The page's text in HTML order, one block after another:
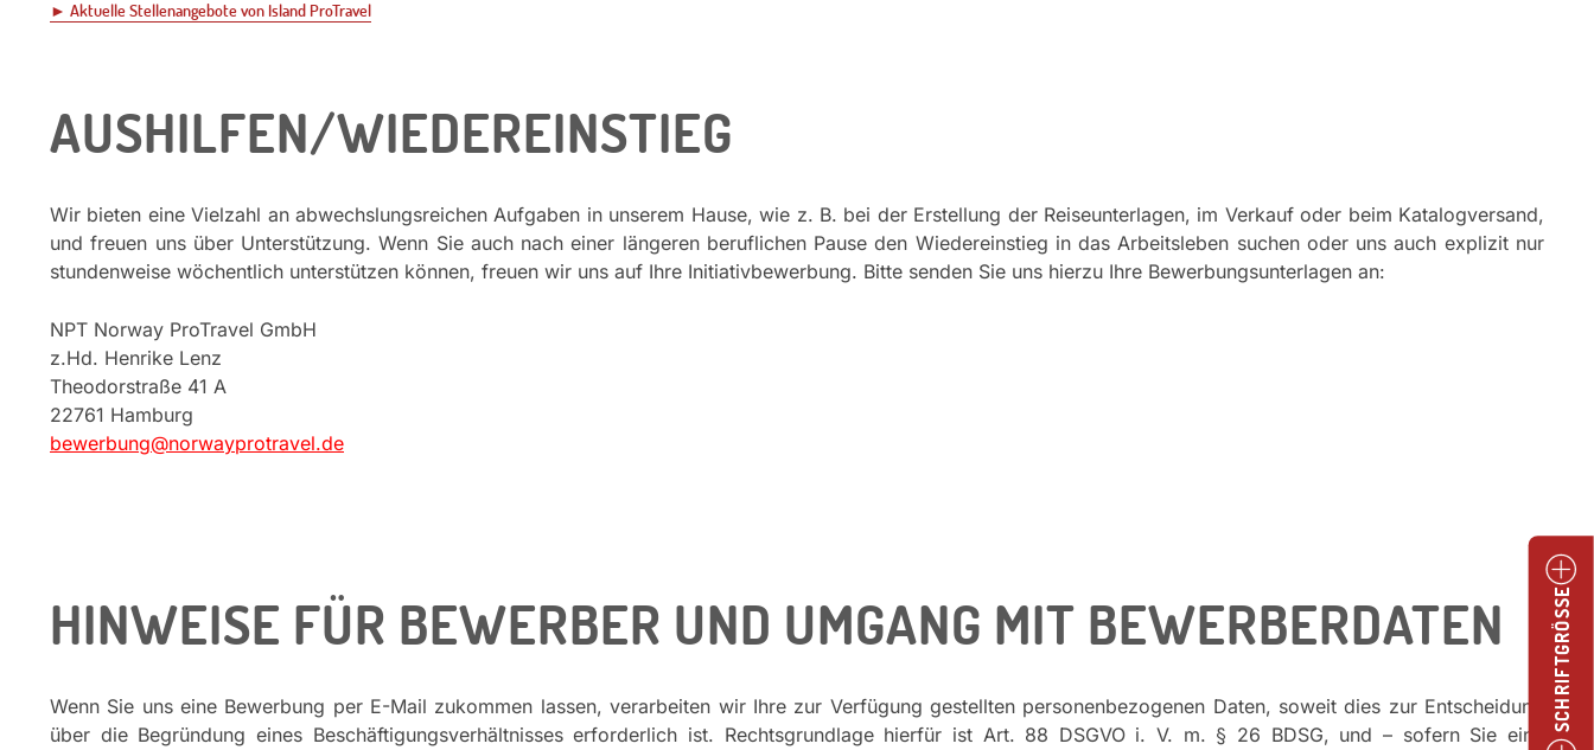
► Aktuelle Stellenangebote von Island ProTravel
AUSHILFEN/WIEDEREINSTIEG
Wir bieten eine Vielzahl an abwechslungsreichen Aufgaben in unserem Hause, wie z. B. bei der Erstellung der Reiseunterlagen, im Verkauf oder beim Katalogversand,
und freuen uns über Unterstützung. Wenn Sie auch nach einer längeren beruflichen Pause den Wiedereinstieg in das Arbeitsleben suchen oder uns auch explizit nur
stundenweise wöchentlich unterstützen können, freuen wir uns auf Ihre Initiativbewerbung. Bitte senden Sie uns hierzu Ihre Bewerbungsunterlagen an:
NPT Norway ProTravel GmbH
z.Hd. Henrike Lenz
Theodorstraße 41 A
22761 Hamburg
bewerbung@norwayprotravel.de
HINWEISE FÜR BEWERBER UND UMGANG MIT BEWERBERDATEN
Wenn Sie uns eine Bewerbung per E-Mail zukommen lassen, verarbeiten wir Ihre zur Verfügung gestellten personenbezogenen Daten, soweit dies zur Entscheidung
über die Begründung eines Beschäftigungsverhältnisses erforderlich ist. Rechtsgrundlage hierfür ist Art. 88 DSGVO i. V. m. § 26 BDSG, und – sofern Sie eine
SCHRIFTGRÖSSE